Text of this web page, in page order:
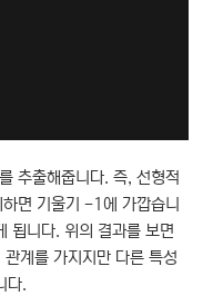
추출해줍니다. 즉, 선형적
면 기울기 -1에 가깝습니
됩니다. 위의 결과를 보면
계를 가지지만 다른 특성
다.